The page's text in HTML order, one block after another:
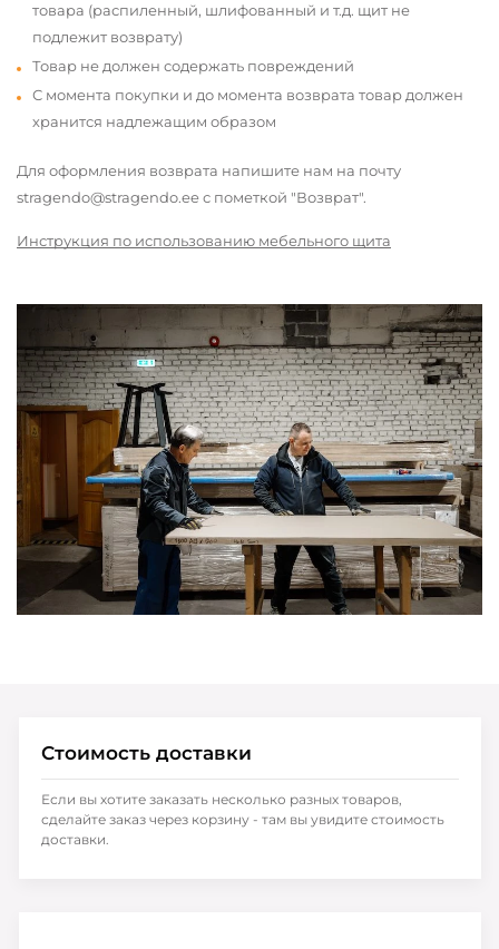
товара (распиленный, шлифованный и т.д. щит не
подлежит возврату)
Товар не должен содержать повреждений
С момента покупки и до момента возврата товар должен
хранится надлежащим образом
Для оформления возврата напишите нам на почту
stragendo@stragendo.ee с пометкой "Возврат".
Инструкция по использованию мебельного щита
Стоимость доставки
Если вы хотите заказать несколько разных товаров,
сделайте заказ через корзину - там вы увидите стоимость
доставки.